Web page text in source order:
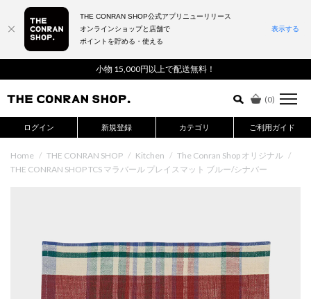
小物 15,000円以上で配送無料！
(0)
ログイン 新規登録 カテゴリ ご利用ガイド
詳細検索はこちら
Home / THE CONRAN SHOP / Kitchen / The Conran Shop オリジナル /
THE CONRAN SHOP TCS マラバール プレイスマット ブルー/シナバー
THE CONRAN SHOP公式アプリニューリリース
オンラインショップと店舗で
ポイントを貯める・使える
表示する